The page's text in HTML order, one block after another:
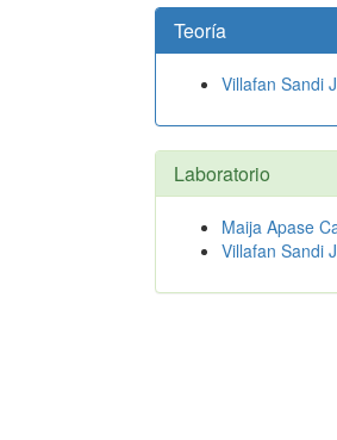
Teoría
Villafan Sandi
Laboratorio
Maija Apase
Villafan Sandi